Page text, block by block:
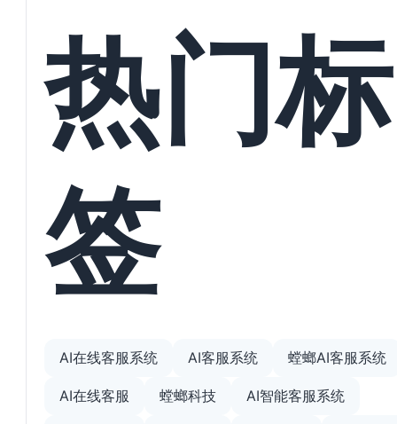
热门标
签
AI在线客服系统 AI客服系统 螳螂AI客服系统
AI在线客服 螳螂科技 AI智能客服系统